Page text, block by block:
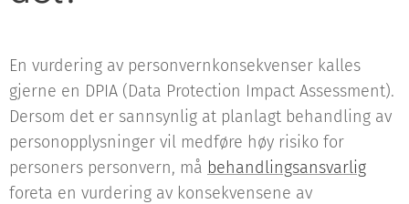
En vurdering av personvernkonsekvenser kalles
gjerne en DPIA (Data Protection Impact Assessment).
Dersom det er sannsynlig at planlagt behandling av
personopplysninger vil medføre høy risiko for
personers personvern, må behandlingsansvarlig
foreta en vurdering av konsekvensene av